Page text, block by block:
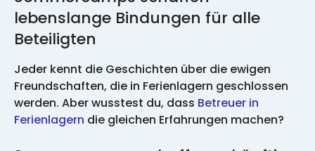
lebenslange Bindungen für alle
Beteiligten
Jeder kennt die Geschichten über die ewigen
Freundschaften, die in Ferienlagern geschlossen
werden. Aber wusstest du, dass Betreuer in
Ferienlagern die gleichen Erfahrungen machen?